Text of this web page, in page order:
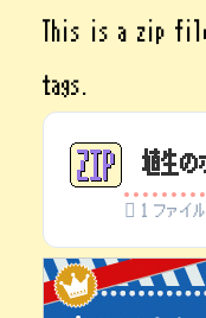
This is a zip file
tags.
埴生の
1 ファイル